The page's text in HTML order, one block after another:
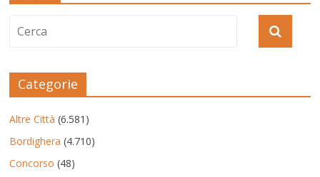
Categorie
Altre Città (6.581)
Bordighera (4.710)
Concorso (48)